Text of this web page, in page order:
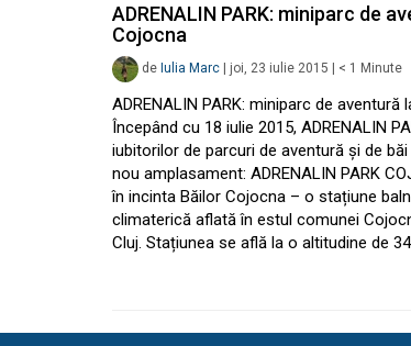
ADRENALIN PARK: miniparc de
Cojocna
de Iulia Marc joi, 23 iulie 2015 < 1 Minute
ADRENALIN PARK: miniparc de aventură
Începând cu 18 iulie 2015, ADRENALIN
iubitorilor de parcuri de aventură și de
nou amplasament: ADRENALIN PARK
în incinta Băilor Cojocna – o stațiune
climaterică aflată în estul comunei
Cluj. Stațiunea se află la o altitudine de